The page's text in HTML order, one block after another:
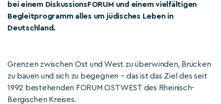
bei einem DiskussionsFORUM und einem vielfältigen
Begleitprogramm alles um jüdisches Leben in
Deutschland.
Grenzen zwischen Ost und West zu überwinden, Brücken
zu bauen und sich zu begegnen – das ist das Ziel des seit
1992 bestehenden FORUM OSTWEST des Rheinisch-
Bergischen Kreises.